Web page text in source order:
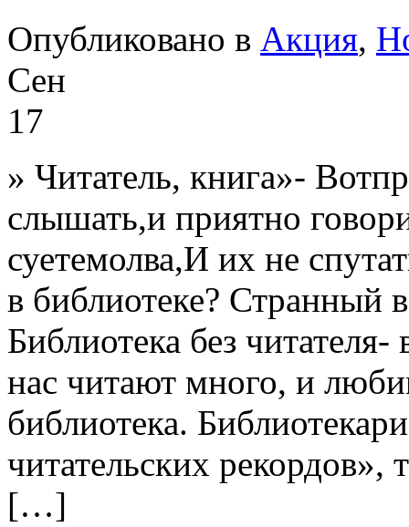
Опубликовано в Акция,
Сен
17
» Читатель, книга»-
слышать,и приятно
суетемолва,И их не
в библиотеке? Странный
Библиотека без
нас читают много, и
библиотека.
читательских рекордов»,
[…]